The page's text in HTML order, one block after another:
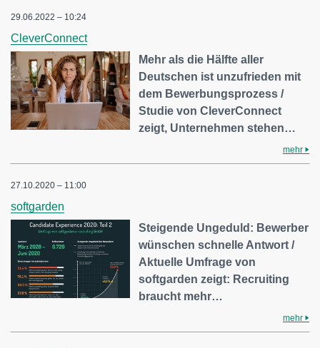
29.06.2022 – 10:24
CleverConnect
Mehr als die Hälfte aller
Deutschen ist unzufrieden mit
dem Bewerbungsprozess /
Studie von CleverConnect
zeigt, Unternehmen stehen…
mehr
27.10.2020 – 11:00
softgarden
Steigende Ungeduld: Bewerber
wünschen schnelle Antwort /
Aktuelle Umfrage von
softgarden zeigt: Recruiting
braucht mehr…
mehr